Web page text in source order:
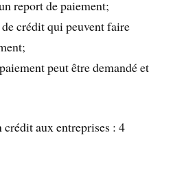
report de paiement;
crédit qui peuvent faire
peut être demandé et
crédit aux entreprises : 4